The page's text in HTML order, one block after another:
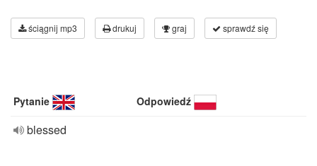
ściągnij mp3 drukuj graj sprawdź się
Pytanie Odpowiedź
blessed